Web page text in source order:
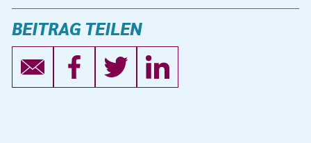
BEITRAG TEILEN